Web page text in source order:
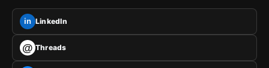
in LinkedIn
@ Threads